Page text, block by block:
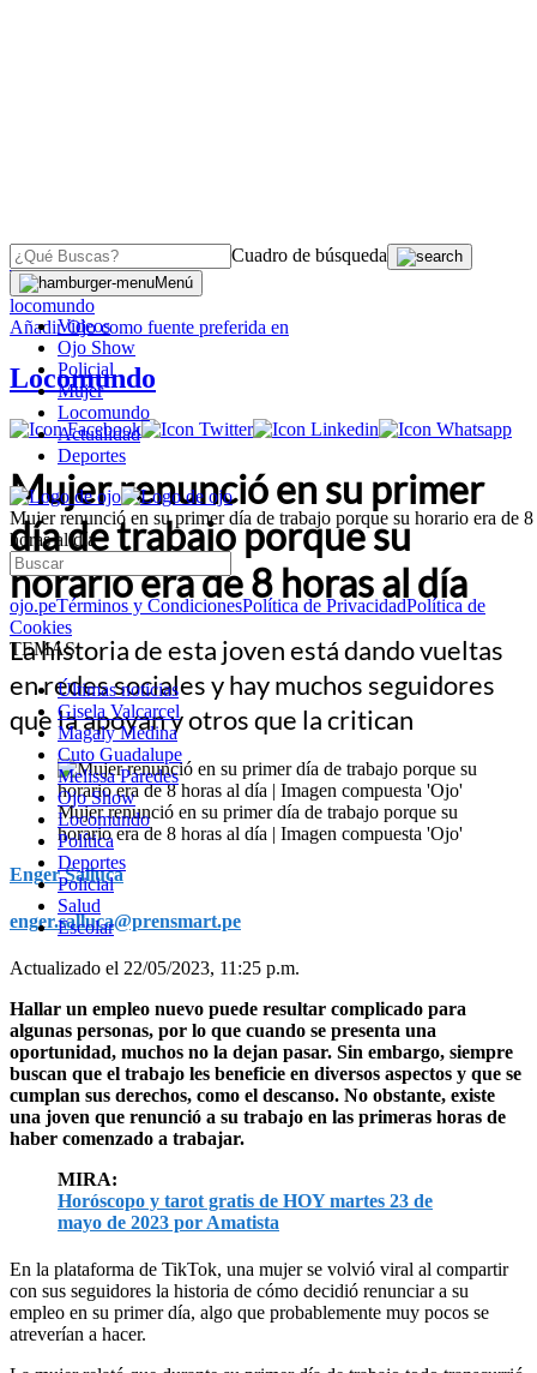
Cuadro de búsqueda
Menú
Videos
Ojo Show
Policial
Mujer
Locomundo
Actualidad
Deportes
Mujer renunció en su primer día de trabajo porque su horario era de 8
horas al día
ojo.peTérminos y CondicionesPolítica de PrivacidadPolítica de
Cookies
TEMAS:
Últimas noticias
Gisela Valcarcel
Magaly Medina
Cuto Guadalupe
Melissa Paredes
Ojo Show
Locomundo
Política
Deportes
Policial
Salud
Escolar
OJO
locomundo
AñadirOjocomo fuente preferida en
Locomundo
Mujer renunció en su primer
día de trabajo porque su
horario era de 8 horas al día
La historia de esta joven está dando vueltas
en redes sociales y hay muchos seguidores
que la apoyan y otros que la critican
Mujer renunció en su primer día de trabajo porque su
horario era de 8 horas al día | Imagen compuesta 'Ojo'
Enger Salluca
enger.salluca@prensmart.pe
Actualizado el 22/05/2023, 11:25 p.m.
Hallar un empleo nuevo puede resultar complicado para
algunas personas, por lo que cuando se presenta una
oportunidad, muchos no la dejan pasar. Sin embargo, siempre
buscan que el trabajo les beneficie en diversos aspectos y que se
cumplan sus derechos, como el descanso. No obstante, existe
una joven que renunció a su trabajo en las primeras horas de
haber comenzado a trabajar.
MIRA:
Horóscopo y tarot gratis de HOY martes 23 de
mayo de 2023 por Amatista
En la plataforma de TikTok, una mujer se volvió viral al compartir
con sus seguidores la historia de cómo decidió renunciar a su
empleo en su primer día, algo que probablemente muy pocos se
atreverían a hacer.